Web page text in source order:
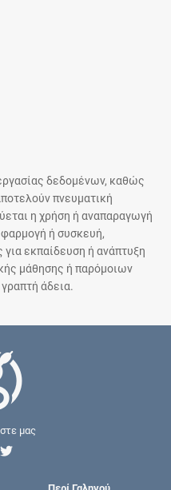
δεδομένων, καθώς
πνευματική
η χρήση ή αναπαραγωγή
ή συσκευή,
εκπαίδευση ή ανάπτυξη
μάθησης ή παρόμοιων
άδεια.
μας